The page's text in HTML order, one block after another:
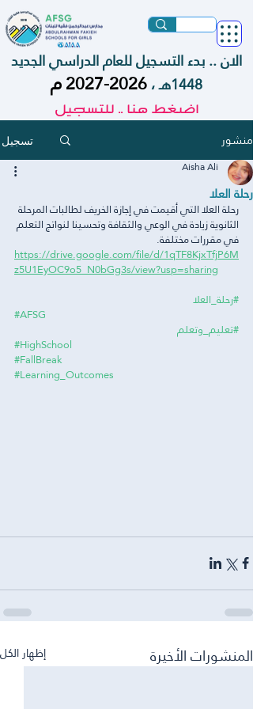
الان .. بدء التسجيل للعام الدراسي الجديد
1448هـ ،
2026-2027 م
اضغط هنا .. للتسجيل
منشور تسجيل
رحلة العلا
Aisha Ali
رحلة العلا التي أقيمت في إجازة الخريف لطالبات المرحلة
الثانوية زيادة في الوعي والثقافة وتحسينا لنواتج التعلم
في مقررات مختلفة.
https://drive.google.com/file/d/1qTF8KjxTfjP6M
z5U1EyOC9o5_N0bGg3s/view?usp=sharing
#رحلة_العلا
#AFSG
#تعليم_وتعلم
#HighSchool
#FallBreak
#Learning_Outcomes
المنشورات الأخيرة إظهار الكل